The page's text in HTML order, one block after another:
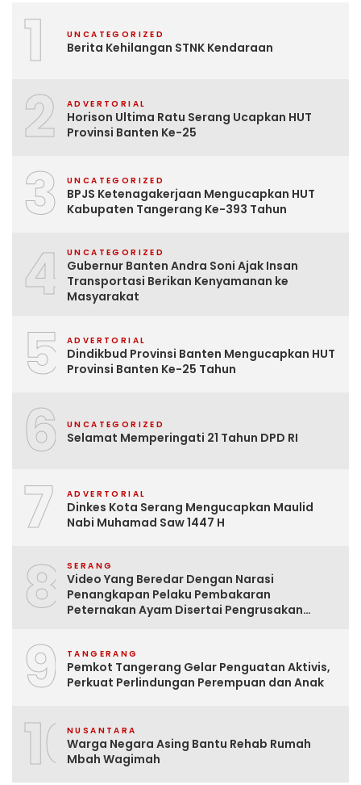
1 UNCATEGORIZED
Berita Kehilangan STNK Kendaraan
2 ADVERTORIAL
Horison Ultima Ratu Serang Ucapkan HUT
Provinsi Banten Ke-25
3 UNCATEGORIZED
BPJS Ketenagakerjaan Mengucapkan HUT
Kabupaten Tangerang Ke-393 Tahun
4 UNCATEGORIZED
Gubernur Banten Andra Soni Ajak Insan
Transportasi Berikan Kenyamanan ke
Masyarakat
5 ADVERTORIAL
Dindikbud Provinsi Banten Mengucapkan HUT
Provinsi Banten Ke-25 Tahun
6 UNCATEGORIZED
Selamat Memperingati 21 Tahun DPD RI
7 ADVERTORIAL
Dinkes Kota Serang Mengucapkan Maulid
Nabi Muhamad Saw 1447 H
8 SERANG
Video Yang Beredar Dengan Narasi
Penangkapan Pelaku Pembakaran
Peternakan Ayam Disertai Pengrusakan
9 TANGERANG
Pemkot Tangerang Gelar Penguatan Aktivis,
Perkuat Perlindungan Perempuan dan Anak
10NUSANTARA
Warga Negara Asing Bantu Rehab Rumah
Mbah Wagimah